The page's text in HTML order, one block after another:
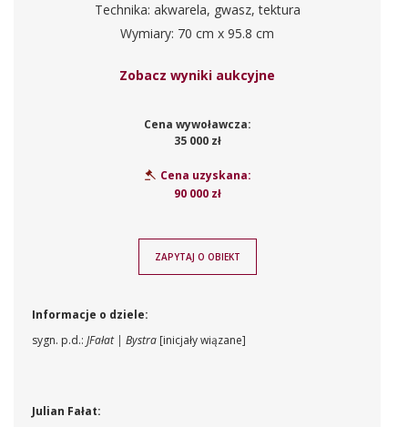
Technika: akwarela, gwasz, tektura
Wymiary: 70 cm x 95.8 cm
Zobacz wyniki aukcyjne
Cena wywoławcza:
35 000 zł
Cena uzyskana:
90 000 zł
ZAPYTAJ O OBIEKT
Informacje o dziele:
sygn. p.d.: JFałat | Bystra [inicjały wiązane]
Julian Fałat: